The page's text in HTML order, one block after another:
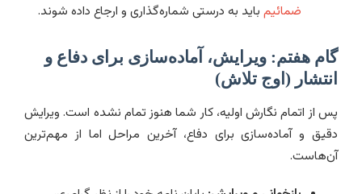
ضمائیم باید به درستی شماره‌گذاری و ارجاع داده شوند.
گام هفتم: ویرایش، آماده‌سازی برای دفاع و
انتشار (اوج تلاش)
پس از اتمام نگارش اولیه، کار شما هنوز تمام نشده است. ویرایش
دقیق و آماده‌سازی برای دفاع، آخرین مراحل اما از مهم‌ترین
آن‌هاست.